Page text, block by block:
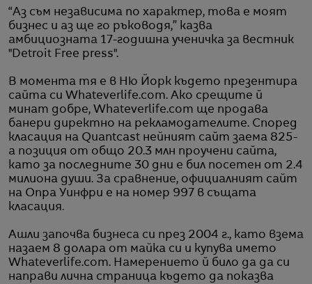
“Аз съм независима по характер, това е моят
бизнес и аз ще го ръководя,” казва
амбициозната 17-годишна ученичка за вестник
"Detroit Free press".
В момента тя е в Ню Йорк където презентира
сайта си Whateverlife.com. Ако срещите й
минат добре, Whateverlife.com ще продава
банери директно на рекламодателите. Според
класация на Quantcast нейният сайт заема 825-
а позиция от общо 20.3 млн проучени сайта,
като за последните 30 дни е бил посетен от 2.4
милиона души. За сравнение, официалният сайт
на Опра Уинфри е на номер 997 в същата
класация.
Ашли започва бизнеса си през 2004 г., като взема
назаем 8 долара от майка си и купува името
Whateverlife.com. Намерението й било да да си
направи лична страница където да показва